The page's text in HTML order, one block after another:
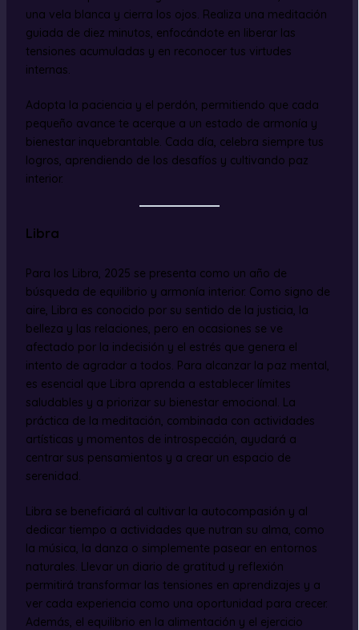
una vela blanca y cierra los ojos. Realiza una meditación
guiada de diez minutos, enfocándote en liberar las
tensiones acumuladas y en reconocer tus virtudes
internas.
Adopta la paciencia y el perdón, permitiendo que cada
pequeño avance te acerque a un estado de armonía y
bienestar inquebrantable. Cada día, celebra siempre tus
logros, aprendiendo de los desafíos y cultivando paz
interior.
Libra
Para los Libra, 2025 se presenta como un año de
búsqueda de equilibrio y armonía interior. Como signo de
aire, Libra es conocido por su sentido de la justicia, la
belleza y las relaciones, pero en ocasiones se ve
afectado por la indecisión y el estrés que genera el
intento de agradar a todos. Para alcanzar la paz mental,
es esencial que Libra aprenda a establecer límites
saludables y a priorizar su bienestar emocional. La
práctica de la meditación, combinada con actividades
artísticas y momentos de introspección, ayudará a
centrar sus pensamientos y a crear un espacio de
serenidad.
Libra se beneficiará al cultivar la autocompasión y al
dedicar tiempo a actividades que nutran su alma, como
la música, la danza o simplemente pasear en entornos
naturales. Llevar un diario de gratitud y reflexión
permitirá transformar las tensiones en aprendizajes y a
ver cada experiencia como una oportunidad para crecer.
Además, el equilibrio en la alimentación y el ejercicio